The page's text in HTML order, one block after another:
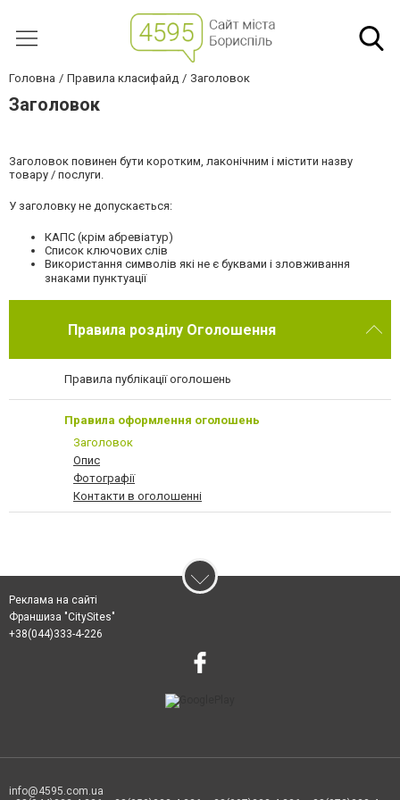
Головна Правила класифайд Заголовок
Заголовок
Заголовок повинен бути коротким, лаконічним і містити назву
товару / послуги.
У заголовку не допускається:
КАПС (крім абревіатур)
Список ключових слів
Використання символів які не є буквами і зловживання
знаками пунктуації
Правила розділу Оголошення
Правила публікації оголошень
Правила оформлення оголошень
Заголовок
Опис
Фотографії
Контакти в оголошенні
Реклама на сайті
Франшиза "CitySites"
+38(044)333-4-226
info@4595.com.ua